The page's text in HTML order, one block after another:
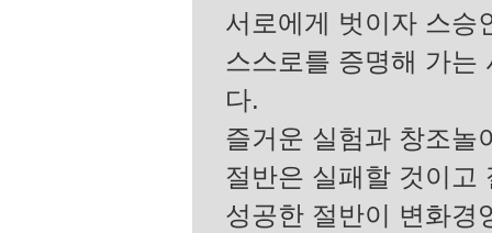
서로에게 벗이자 스승
스스로를 증명해 가는
다.
즐거운 실험과 창조놀
절반은 실패할 것이고
성공한 절반이 변화경